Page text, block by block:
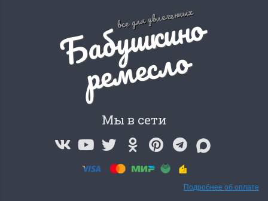
все для увлеченных
Б
а
б
у
ш
к
и
н
о
р
е
м
е
с
л
о
Мы в сети
Подробнее об оплате